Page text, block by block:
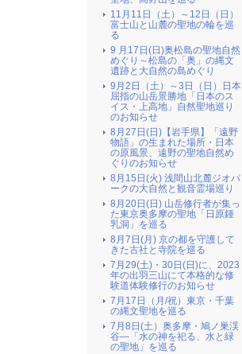
11月11日（土）～12日（日）
富士山と山麓の聖地の輪を巡
る
9 月17日(日)奥松島の聖地自然
めぐり～松島の「奥」の縄文
遺跡と大自然の島めぐり
9月2日（土）～3日（日）日本
屈指の山岳景勝地「日本のス
イス・上高地」自然聖地巡り
のお知らせ
8月27日(日)【岩手県】「遠野
物語」の生まれた場所・日本
の原風景、遠野の聖地自然め
ぐりのお知らせ
8月15日(火) 浅間山北麓ジオパ
ークの大自然と観音霊場巡り
8月20日(日) 山岳修行者が集っ
た東京奥多摩の聖地「日原鍾
乳洞」を巡る
8月7日(月) 京の都を守護して
きた古社と寺院を巡る
7月29(土)・30日(日)に、2023
年の出羽三山にて本格的な修
験道体験修行のお知らせ
7月17日（月/祝）東京・千葉
の縄文聖地を巡る
7月8日(土）奥多摩・鳩ノ巣渓
谷―「水の神を祀る、水と緑
の聖地」を巡る